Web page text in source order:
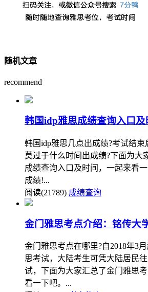
随机文章
recommend
韩国idp雅思成绩查询入口及
韩国idp雅思几点出成绩?考试结
莫过于什么时间出成绩?下面为大
成绩查询入口及时间，一起来看
成绩!...
阅读(21789) 成绩查询
金门雅思考点介绍：铭传大
金门雅思考点在哪里?自2018年3
思考试，大陆考生可凭大陆居民
试，下面为大家汇总了金门雅思
看一下吧。...